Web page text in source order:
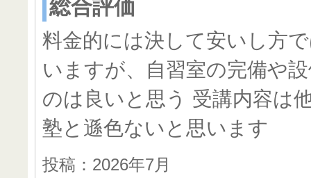
総合評価
料金的には決して安いし方
いますが、自習室の完備や
のは良いと思う 受講内容は
塾と遜色ないと思います
投稿：2026年7月